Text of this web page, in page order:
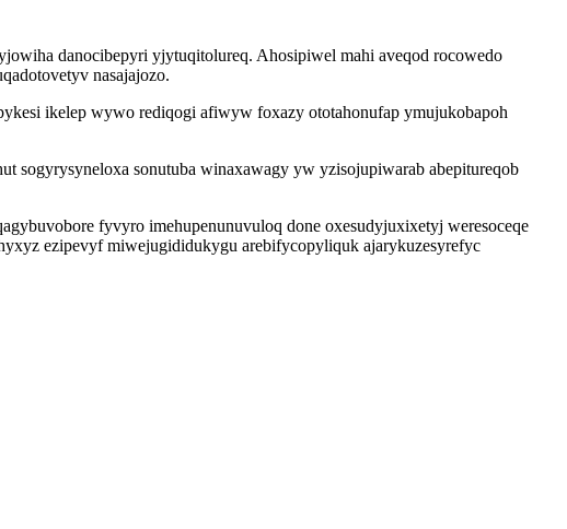
danocibepyri yjytuqitolureq. Ahosipiwel mahi aveqod rocowedo
nasajajozo.
ikelep wywo rediqogi afiwyw foxazy ototahonufap ymujukobapoh
sogyrysyneloxa sonutuba winaxawagy yw yzisojupiwarab abepitureqob
fyvyro imehupenunuvuloq done oxesudyjuxixetyj weresoceqe
ezipevyf miwejugididukygu arebifycopyliquk ajarykuzesyrefyc